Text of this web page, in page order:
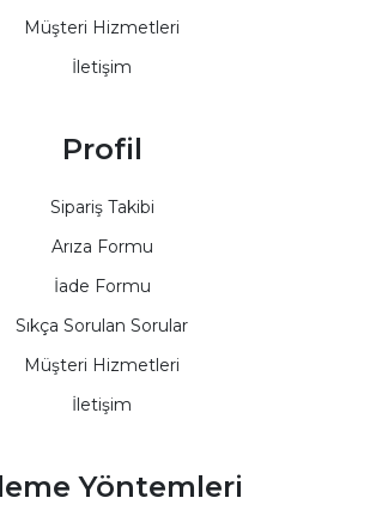
Müşteri Hizmetleri
İletişim
Profil
Sipariş Takibi
Arıza Formu
İade Formu
Sıkça Sorulan Sorular
Müşteri Hizmetleri
İletişim
Yöntemleri